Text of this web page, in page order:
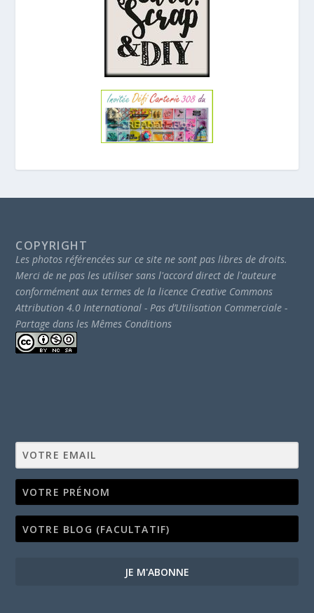
COPYRIGHT
Les photos référencées sur ce site ne sont pas libres de droits.
Merci de ne pas les utiliser sans l'accord direct de l'auteure
conformément aux termes de la licence Creative Commons
Attribution 4.0 International - Pas d’Utilisation Commerciale -
Partage dans les Mêmes Conditions
JE M'ABONNE